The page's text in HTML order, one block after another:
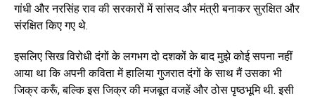
गांधी और नरसिंह राव की सरकारों में सांसद और मंत्री बनाकर सुरक्षित और
संरक्षित किए गए थे.
इसलिए सिख विरोधी दंगों के लगभग दो दशकों के बाद मुझे कोई सपना नहीं
आया था कि अपनी कविता में हालिया गुजरात दंगों के साथ मैं उसका भी
जिक्र करूँ, बल्कि इस जिक्र की मजबूत वजहें और ठोस पृष्ठभूमि थी. इसी